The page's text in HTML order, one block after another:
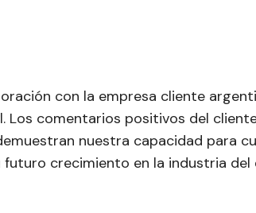
con la empresa cliente
Los comentarios positivos del
nuestra capacidad para
crecimiento en la industria del